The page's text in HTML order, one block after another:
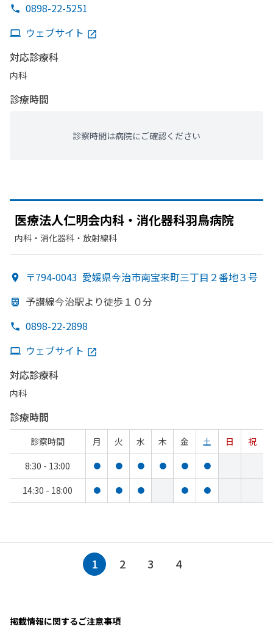
0898-22-5251
ウェブサイト
対応診療科
内科
診療時間
診察時間は病院にご確認ください
医療法人仁明会内科・消化器科羽鳥病院
内科・​消化器科・​放射線科
〒794-0043 愛媛県今治市南宝来町三丁目２番地３号
予讃線今治駅より徒歩１０分
0898-22-2898
ウェブサイト
対応診療科
内科
診療時間
診察時間 月 火 水 木 金 土 日
祝
8:30 - 13:00
● ● ● ● ● ●
14:30 - 18:00 ● ● ● ● ●
1 2 3 4
掲載情報に関するご注意事項